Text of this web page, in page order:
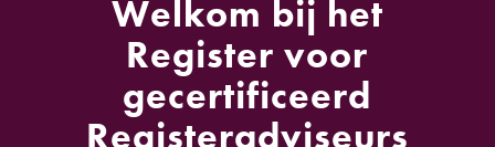
Welkom bij het
Register voor
gecertificeerd
Registeradviseurs